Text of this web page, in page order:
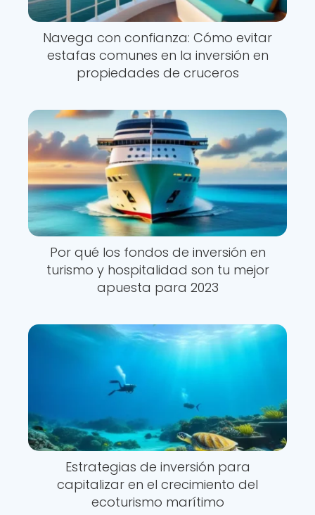
Navega con confianza: Cómo evitar
estafas comunes en la inversión en
propiedades de cruceros
Por qué los fondos de inversión en
turismo y hospitalidad son tu mejor
apuesta para 2023
Estrategias de inversión para
capitalizar en el crecimiento del
ecoturismo marítimo